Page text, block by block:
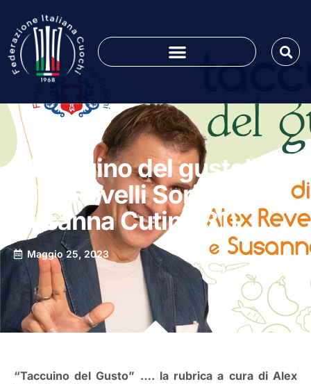
“Taccuino del gusto” di
Alex Revelli Sorini e
Susanna Cutini (31)
Maggio 25, 2023
“Taccuino del Gusto” …. la rubrica a cura di Alex